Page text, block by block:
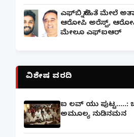
ಎಫ್‌ಬಿ ಸ್ನೇಹಿತೆ ಮೇಲೆ
ಆರೋಪಿ ಅರೆಸ್ಟ್,
ಮೇಲೂ ಎಫ್ಐಆರ್
ವಿಶೇಷ ವರದಿ
ಐ ಲವ್ ಯು ಪುಟ್ಟ.....:
ಅಮೂಲ್ಯ ನುಡಿನಮನ